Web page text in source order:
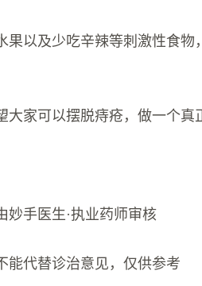
果以及少吃辛辣等刺激性食
大家可以摆脱痔疮，做一个真
妙手医生·执业药师审核
能代替诊治意见，仅供参考